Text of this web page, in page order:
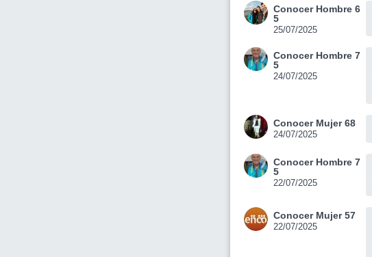
Conocer Hombre 6
5
25/07/2025
Conocer Hombre 7
5
24/07/2025
Conocer Mujer 68
24/07/2025
Conocer Hombre 7
5
22/07/2025
Conocer Mujer 57
22/07/2025